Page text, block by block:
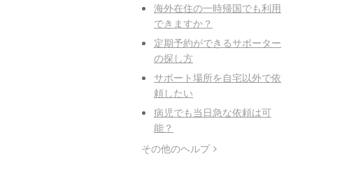
海外在住の一時帰国でも利用
できますか？
定期予約ができるサポーター
の探し方
サポート場所を自宅以外で依
頼したい
病児でも当日急な依頼は可
能？
その他のヘルプ